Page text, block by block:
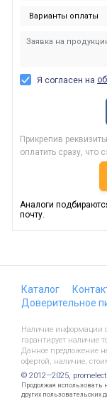
Я согласен на
Прикрепив
оплатить сразу, что
Аналоги
почту.
Каталог
Доверительное
Наличие информации
гарантирует наличие
Данное предложение
офертой, наличие,
© 2012—2025,
Продолжая использовать
других пользовательских